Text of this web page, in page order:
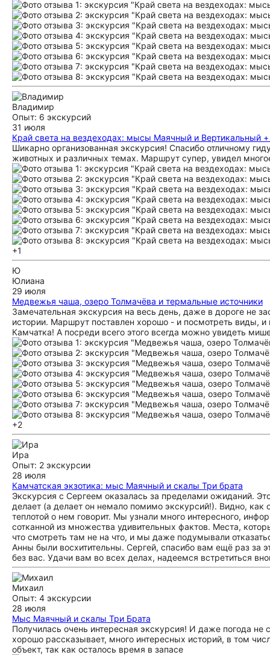
Владимир
Опыт: 6 экскурсий
31 июля
Край света на вездеходах: мысы Маячный и Вертикальный
Шикарно организованная экскурсия! Спасибо отличному
животных и различных темах. Маршрут супер, увидел
+1
Ю
Юлиана
29 июля
Медвежья чаша, озеро Толмачёва и термальные источники
Замечательная экскурсия на весь день, даже в дороге не
истории. Маршрут поставлен хорошо - и посмотреть виды, и
Камчатка! А посреди всего этого всегда можно увидеть
+2
Ира
Опыт: 2 экскурсии
28 июля
Камчатская экзотика: мыс Маячный и скалы Три брата
Экскурсия с Сергеем оказалась за пределами ожиданий.
делает (а делает он немало помимо экскурсий!). Видно,
теплотой о нем говорит. Мы узнали много интересного,
сотканной из множества удивительных фактов. Места,
что смотреть там не на что, и мы даже подумывали
Анны были восхитительны. Сергей, спасибо вам ещё раз за
без вас. Удачи вам во всех делах, надеемся встретиться
Михаил
Опыт: 4 экскурсии
28 июля
Мыс Маячный и скалы Три Брата
Получилась очень интересная экскурсия! И даже погода
хорошо рассказывает, много интересных историй, в том
объект, так как осталось время в запасе